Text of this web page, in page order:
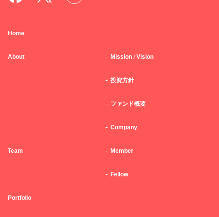
Home
About Mission / Vision
投資方針
ファンド概要
Company
Team Member
Fellow
Portfolio